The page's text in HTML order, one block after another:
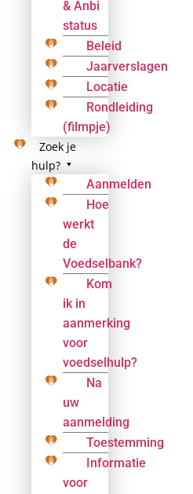
& Anbi
status
Beleid
Jaarverslagen
Locatie
Rondleiding
(filmpje)
Zoek je
hulp?
Aanmelden
Hoe
werkt
de
Voedselbank?
Kom
ik in
aanmerking
voor
voedselhulp?
Na
uw
aanmelding
Toestemming
Informatie
voor